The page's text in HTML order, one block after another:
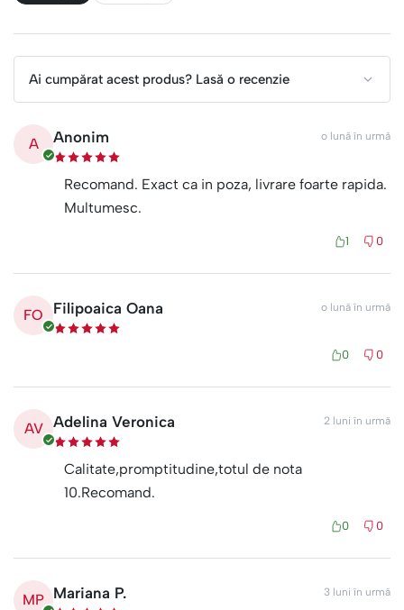
Ai cumpărat acest produs? Lasă o recenzie
A Anonim o lună în urmă
Recomand. Exact ca in poza, livrare foarte rapida.
Multumesc.
1 0
FO Filipoaica Oana o lună în urmă
0 0
AV Adelina Veronica 2 luni în urmă
Calitate,promptitudine,totul de nota
10.Recomand.
0 0
MP Mariana P. 3 luni în urmă